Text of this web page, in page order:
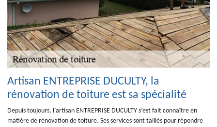
Artisan ENTREPRISE DUCULTY, la
rénovation de toiture est sa spécialité
Depuis toujours, l’artisan ENTREPRISE DUCULTY s’est fait connaître en
matière de rénovation de toiture. Ses services sont taillés pour répondre